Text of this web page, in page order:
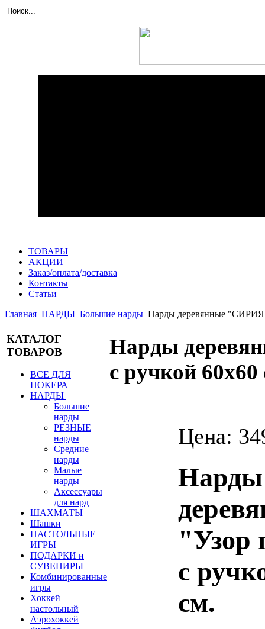
ТОВАРЫ
АКЦИИ
Заказ/оплата/доставка
Контакты
Статьи
Главная НАРДЫ Большие нарды Нарды деревянные
КАТАЛОГ
ТОВАРОВ
ВСЕ ДЛЯ
ПОКЕРА
НАРДЫ
Большие
нарды
РЕЗНЫЕ
нарды
Средние
нарды
Малые
нарды
Аксессуары
для нард
ШАХМАТЫ
Шашки
НАСТОЛЬНЫЕ
ИГРЫ
ПОДАРКИ и
СУВЕНИРЫ
Комбинированные
игры
Хоккей
настольный
Аэрохоккей
Нарды
с ручкой
Цена:
Нарды
"Узор
с
см.